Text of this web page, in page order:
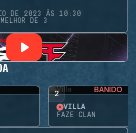
DE 2023 ÀS 10:30
MELHOR DE 3
2 BANIDO
VILLA
FAZE CLAN